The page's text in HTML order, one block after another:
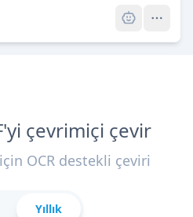
çevrimiçi çevir
OCR destekli çeviri
Yıllık